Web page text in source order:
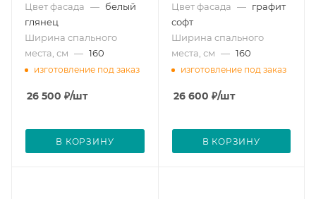
Цвет фасада — белый
глянец
Ширина спального
места, см — 160
изготовление под заказ
26 500 ₽/шт
В КОРЗИНУ
Цвет фасада — графит
софт
Ширина спального
места, см — 160
изготовление под заказ
26 600 ₽/шт
В КОРЗИНУ